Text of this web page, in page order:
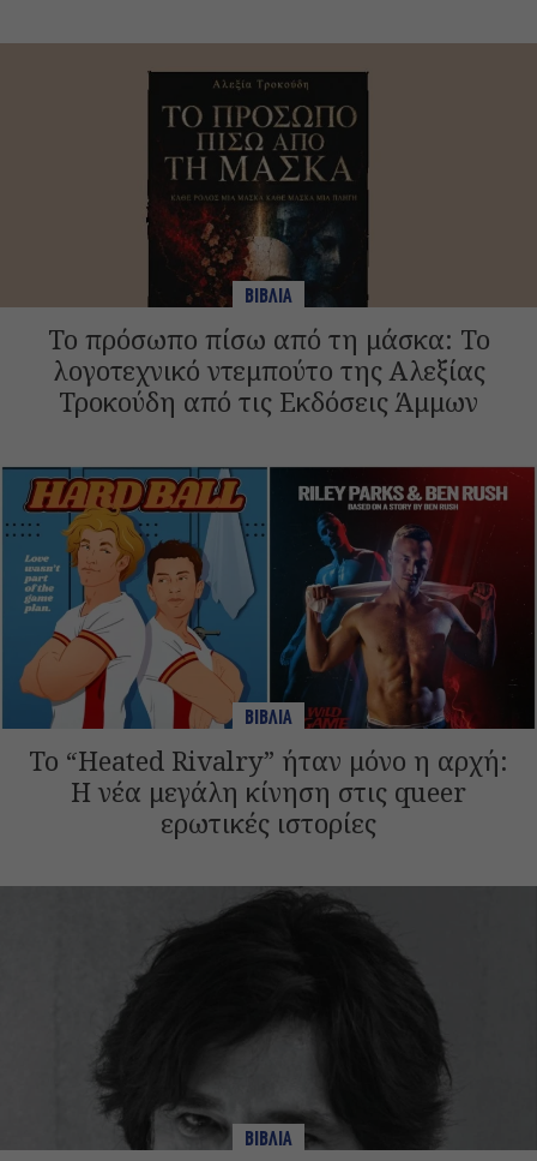
ΒΙΒΛΙΑ
Το πρόσωπο πίσω από τη μάσκα: Το
λογοτεχνικό ντεμπούτο της Αλεξίας
Τροκούδη από τις Εκδόσεις Άμμων
ΒΙΒΛΙΑ
Το “Heated Rivalry” ήταν μόνο η αρχή:
Η νέα μεγάλη κίνηση στις queer
ερωτικές ιστορίες
ΒΙΒΛΙΑ